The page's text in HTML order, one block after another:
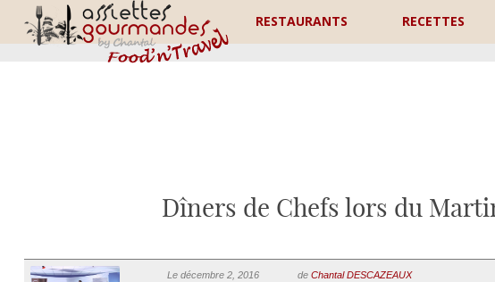
RESTAURANTS RECETTES
Dîners de Chefs lors du
Le décembre 2, 2016 de Chantal DESCAZEAUX